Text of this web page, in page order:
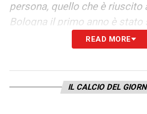
persona, quello che è riuscito
Bologna il primo anno è stato
Ma anche successivamente il
ha dovuto combattere e
questo caso ha evidenziato
READ MORE
IL CALCIO DEL